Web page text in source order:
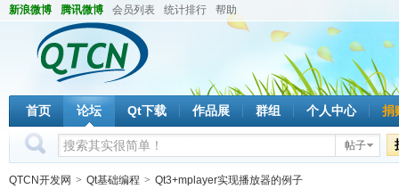
新浪微博 腾讯微博 会员列表 统计排行 帮助
首页 论坛 Qt下载 作品展 群组 个人中心 捐
帖子
QTCN开发网 > Qt基础编程 > Qt3+mplayer实现播放器的例子